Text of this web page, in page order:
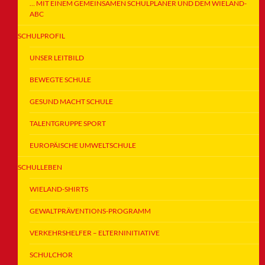
… MIT EINEM GEMEINSAMEN SCHULPLANER UND DEM WIELAND-
ABC
SCHULPROFIL
UNSER LEITBILD
BEWEGTE SCHULE
GESUND MACHT SCHULE
TALENTGRUPPE SPORT
EUROPÄISCHE UMWELTSCHULE
SCHULLEBEN
WIELAND-SHIRTS
GEWALTPRÄVENTIONS-PROGRAMM
VERKEHRSHELFER – ELTERNINITIATIVE
SCHULCHOR